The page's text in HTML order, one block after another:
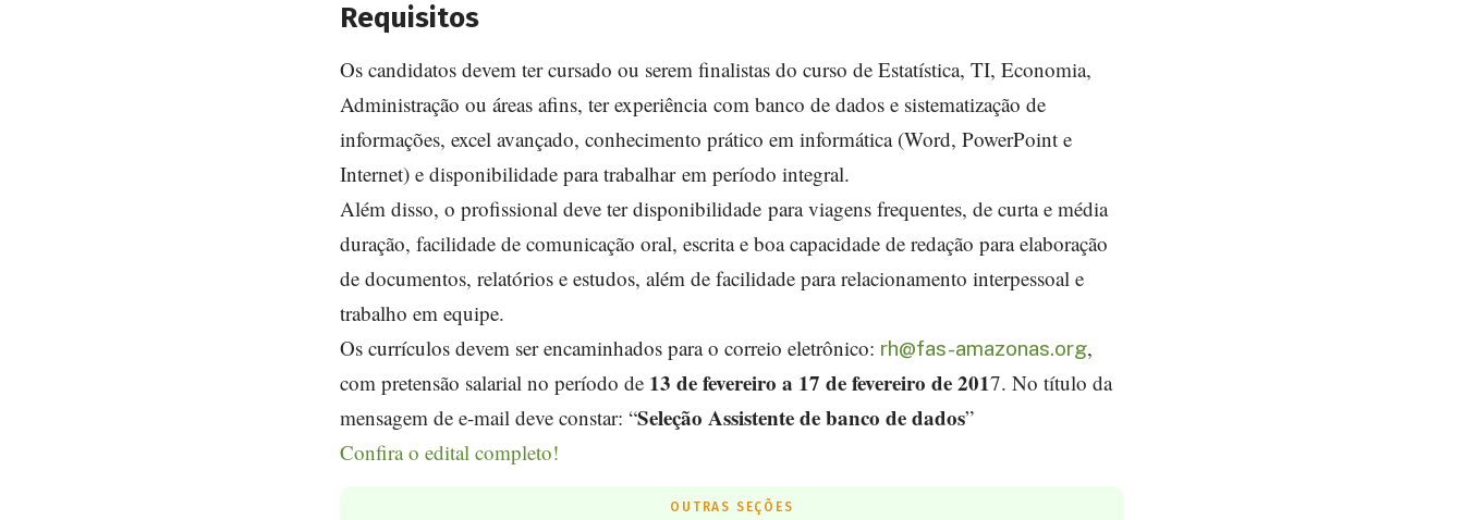
Requisitos
Os candidatos devem ter cursado ou serem finalistas do curso de Estatística, TI, Economia,
Administração ou áreas afins, ter experiência com banco de dados e sistematização de
informações, excel avançado, conhecimento prático em informática (Word, PowerPoint e
Internet) e disponibilidade para trabalhar em período integral.
Além disso, o profissional deve ter disponibilidade para viagens frequentes, de curta e média
duração, facilidade de comunicação oral, escrita e boa capacidade de redação para elaboração
de documentos, relatórios e estudos, além de facilidade para relacionamento interpessoal e
trabalho em equipe.
Os currículos devem ser encaminhados para o correio eletrônico: rh@fas-amazonas.org,
com pretensão salarial no período de 13 de fevereiro a 17 de fevereiro de 2017. No título da
mensagem de e-mail deve constar: “Seleção Assistente de banco de dados”
Confira o edital completo!
OUTRAS SEÇÕES